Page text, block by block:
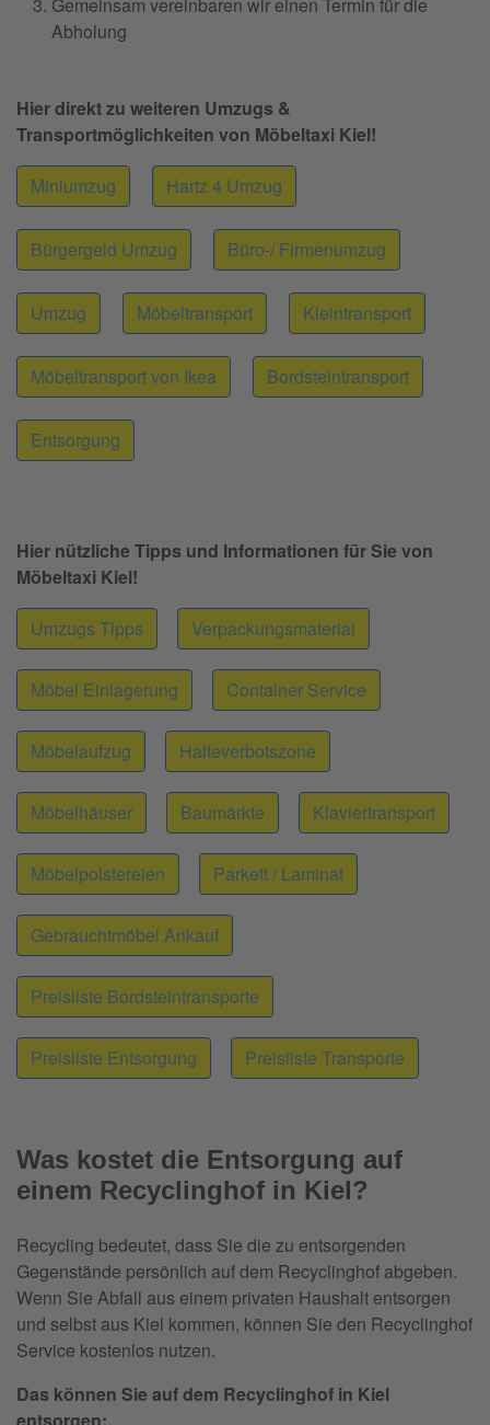
Abholung
Hier direkt zu weiteren Umzugs &
Transportmöglichkeiten von Möbeltaxi Kiel!
Miniumzug Hartz 4 Umzug
Bürgergeld Umzug Büro-/ Firmenumzug
Umzug Möbeltransport Kleintransport
Möbeltransport von Ikea Bordsteintransport
Entsorgung
Hier nützliche Tipps und Informationen für Sie von
Möbeltaxi Kiel!
Umzugs Tipps Verpackungsmaterial
Möbel Einlagerung Container Service
Möbelaufzug Halteverbotszone
Möbelhäuser Baumärkte Klaviertransport
Möbelpolstereien Parkett / Laminat
Gebrauchtmöbel Ankauf
Preisliste Bordsteintransporte
Preisliste Entsorgung Preisliste Transporte
Was kostet die Entsorgung auf
einem Recyclinghof in Kiel?
Recycling bedeutet, dass Sie die zu entsorgenden
Gegenstände persönlich auf dem Recyclinghof abgeben.
Wenn Sie Abfall aus einem privaten Haushalt entsorgen
und selbst aus Kiel kommen, können Sie den Recyclinghof
Service kostenlos nutzen.
Das können Sie auf dem Recyclinghof in Kiel